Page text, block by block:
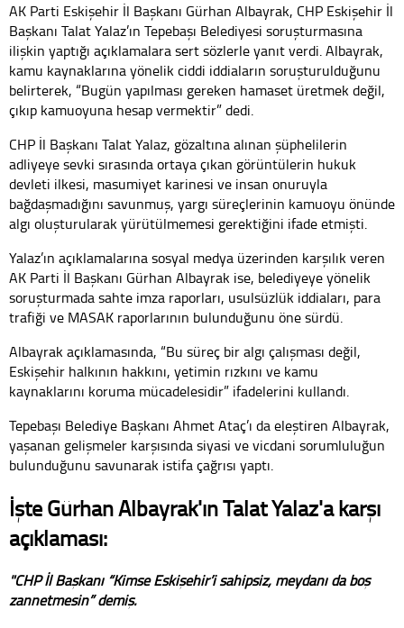
AK Parti Eskişehir İl Başkanı Gürhan Albayrak, CHP Eskişehir İl
Başkanı Talat Yalaz’ın Tepebaşı Belediyesi soruşturmasına
ilişkin yaptığı açıklamalara sert sözlerle yanıt verdi. Albayrak,
kamu kaynaklarına yönelik ciddi iddiaların soruşturulduğunu
belirterek, “Bugün yapılması gereken hamaset üretmek değil,
çıkıp kamuoyuna hesap vermektir” dedi.
CHP İl Başkanı Talat Yalaz, gözaltına alınan şüphelilerin
adliyeye sevki sırasında ortaya çıkan görüntülerin hukuk
devleti ilkesi, masumiyet karinesi ve insan onuruyla
bağdaşmadığını savunmuş, yargı süreçlerinin kamuoyu önünde
algı oluşturularak yürütülmemesi gerektiğini ifade etmişti.
Yalaz’ın açıklamalarına sosyal medya üzerinden karşılık veren
AK Parti İl Başkanı Gürhan Albayrak ise, belediyeye yönelik
soruşturmada sahte imza raporları, usulsüzlük iddiaları, para
trafiği ve MASAK raporlarının bulunduğunu öne sürdü.
Albayrak açıklamasında, “Bu süreç bir algı çalışması değil,
Eskişehir halkının hakkını, yetimin rızkını ve kamu
kaynaklarını koruma mücadelesidir” ifadelerini kullandı.
Tepebaşı Belediye Başkanı Ahmet Ataç’ı da eleştiren Albayrak,
yaşanan gelişmeler karşısında siyasi ve vicdani sorumluluğun
bulunduğunu savunarak istifa çağrısı yaptı.
İşte Gürhan Albayrak'ın Talat Yalaz'a karşı
açıklaması:
"CHP İl Başkanı “Kimse Eskişehir’i sahipsiz, meydanı da boş
zannetmesin” demiş.